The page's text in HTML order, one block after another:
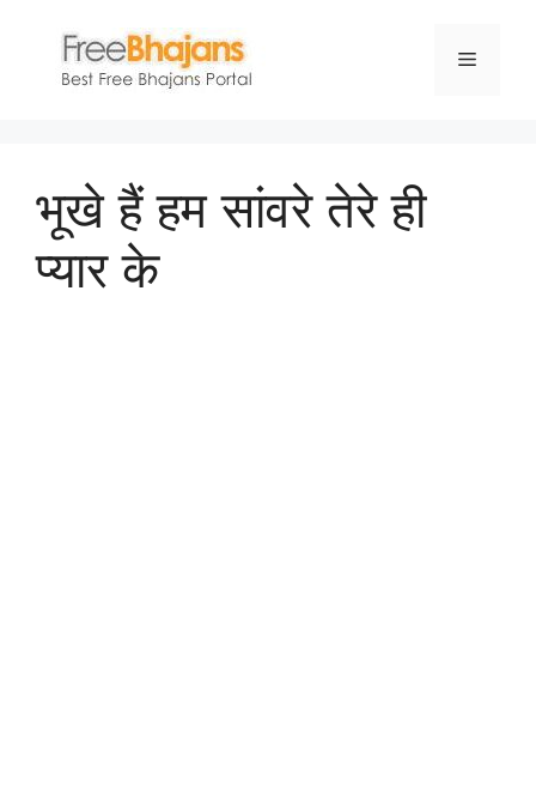
content
Menu
भूखे हैं हम सांवरे तेरे ही
प्यार के